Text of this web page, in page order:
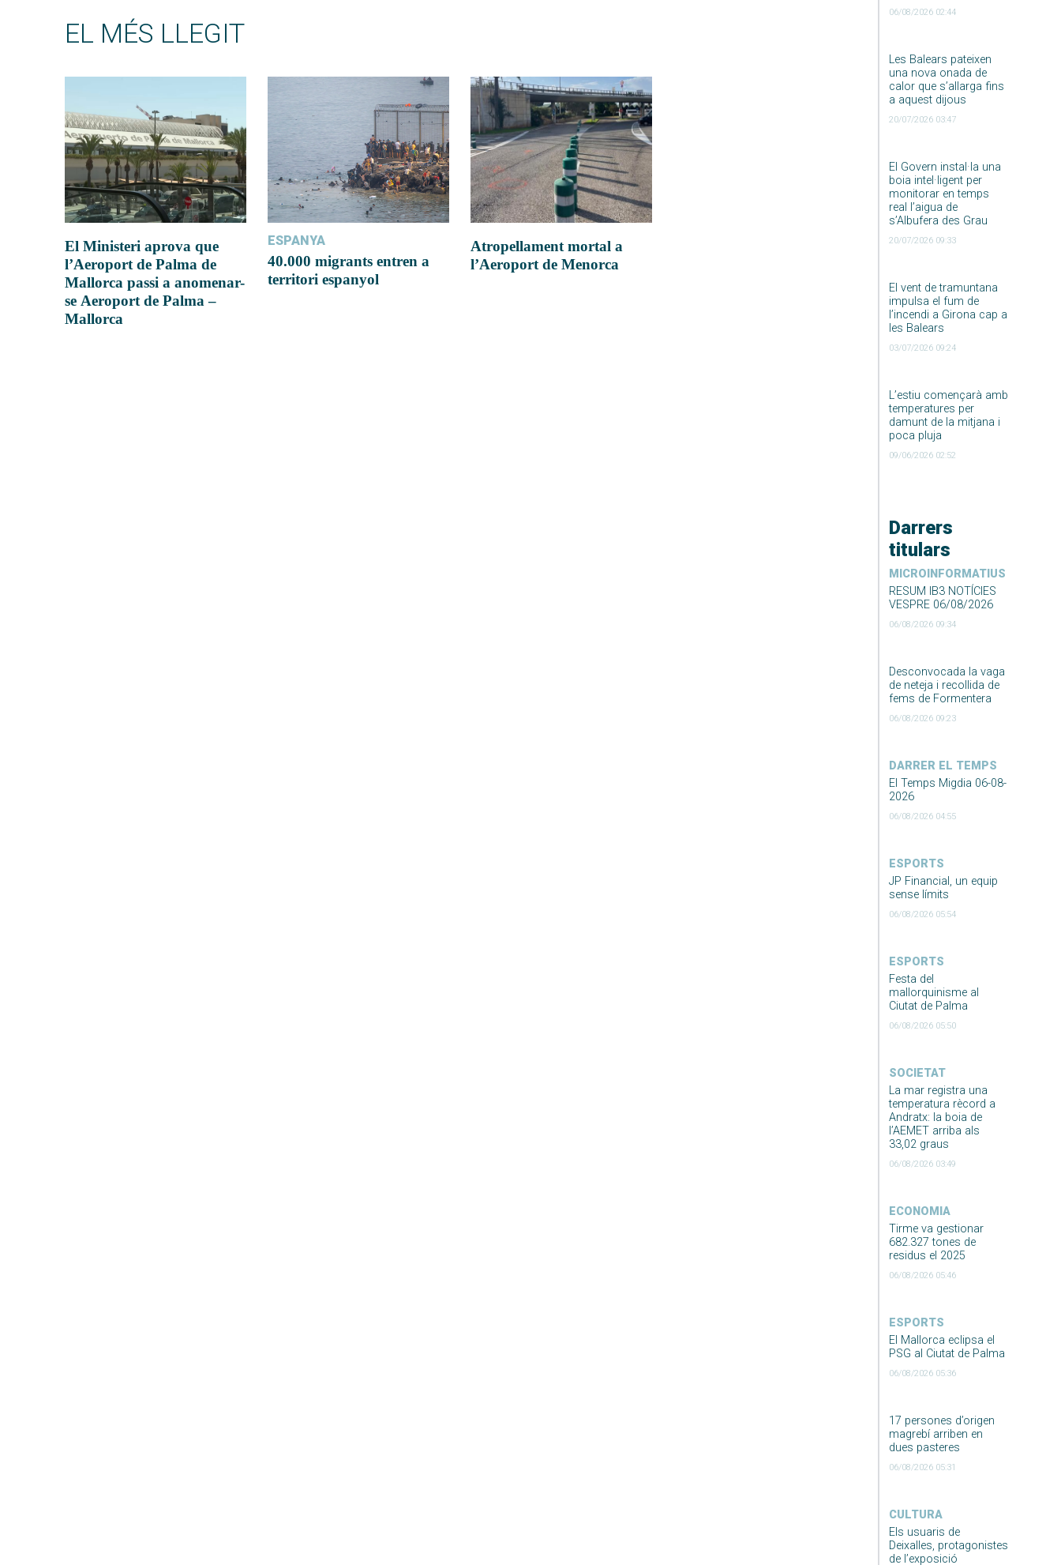
06/08/2026 02:44
Les Balears pateixen
una nova onada de
calor que s’allarga fins
a aquest dijous
20/07/2026 03:47
El Govern instal·la una
boia intel·ligent per
monitorar en temps
real l’aigua de
s’Albufera des Grau
20/07/2026 09:33
El vent de tramuntana
impulsa el fum de
l’incendi a Girona cap a
les Balears
03/07/2026 09:24
L’estiu començarà amb
temperatures per
damunt de la mitjana i
poca pluja
09/06/2026 02:52
Darrers
titulars
MICROINFORMATIUS
RESUM IB3 NOTÍCIES
VESPRE 06/08/2026
06/08/2026 09:34
Desconvocada la vaga
de neteja i recollida de
fems de Formentera
06/08/2026 09:23
DARRER EL TEMPS
El Temps Migdia 06-08-
2026
06/08/2026 04:55
ESPORTS
JP Financial, un equip
sense límits
06/08/2026 05:54
ESPORTS
Festa del
mallorquinisme al
Ciutat de Palma
06/08/2026 05:50
SOCIETAT
La mar registra una
temperatura rècord a
Andratx: la boia de
l’AEMET arriba als
33,02 graus
06/08/2026 03:49
ECONOMIA
Tirme va gestionar
682.327 tones de
residus el 2025
06/08/2026 05:46
ESPORTS
El Mallorca eclipsa el
PSG al Ciutat de Palma
06/08/2026 05:36
17 persones d’origen
magrebí arriben en
dues pasteres
06/08/2026 05:31
CULTURA
Els usuaris de
Deixalles, protagonistes
de l’exposició
EL MÉS LLEGIT
El Ministeri aprova que
l’Aeroport de Palma de
Mallorca passi a anomenar-
se Aeroport de Palma –
Mallorca
ESPANYA
40.000 migrants entren a
territori espanyol
Atropellament mortal a
l’Aeroport de Menorca